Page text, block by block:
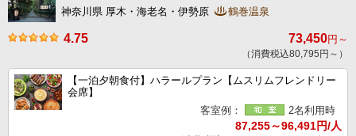
神奈川県 厚木・海老名・伊勢原 鶴巻温泉
4.75 73,450円～
（消費税込80,795円～）
【一泊夕朝食付】ハラールプラン【ムスリムフレンドリー
会席】
客室例：
2名利用時
87,255～96,491円/人